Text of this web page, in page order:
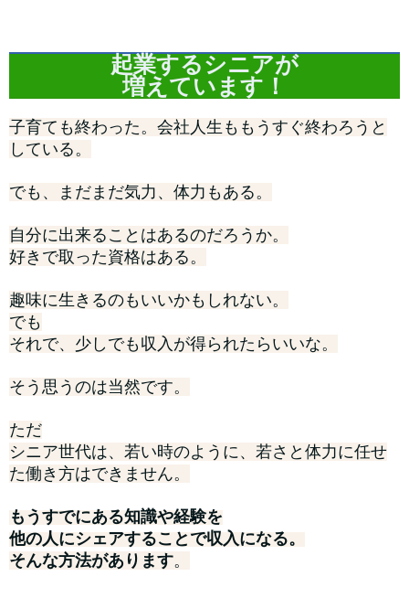
起業するシニアが
増えています！
子育ても終わった。会社人生ももうすぐ終わろうと
している。
でも、まだまだ気力、体力もある。
自分に出来ることはあるのだろうか。
好きで取った資格はある。
趣味に生きるのもいいかもしれない。
でも
それで、少しでも収入が得られたらいいな。
そう思うのは当然です。
ただ
シニア世代は、若い時のように、若さと体力に任せ
た働き方はできません。
もうすでにある知識や経験を
他の人にシェアすることで収入になる。
そんな方法があります。